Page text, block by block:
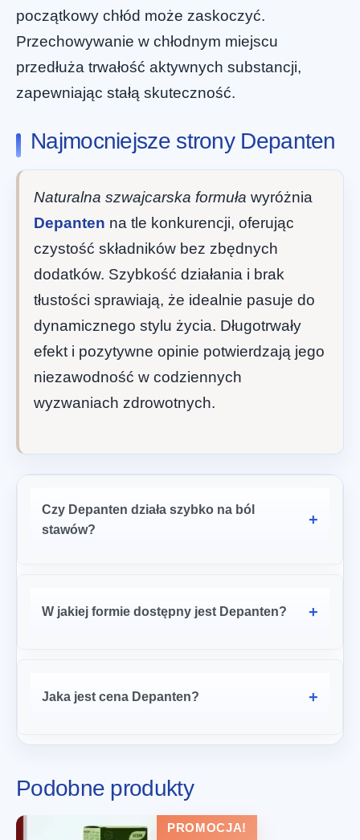
początkowy chłód może zaskoczyć.
Przechowywanie w chłodnym miejscu
przedłuża trwałość aktywnych substancji,
zapewniając stałą skuteczność.
Najmocniejsze strony Depanten
Naturalna szwajcarska formuła wyróżnia
Depanten na tle konkurencji, oferując
czystość składników bez zbędnych
dodatków. Szybkość działania i brak
tłustości sprawiają, że idealnie pasuje do
dynamicznego stylu życia. Długotrwały
efekt i pozytywne opinie potwierdzają jego
niezawodność w codziennych
wyzwaniach zdrowotnych.
Czy Depanten działa szybko na ból
stawów?
W jakiej formie dostępny jest Depanten?
Jaka jest cena Depanten?
Podobne produkty
PROMOCJA!
zł274.00
cena
cena